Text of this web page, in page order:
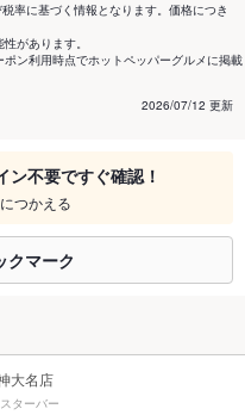
率に基づく情報となります。価格につき
があります。
ン利用時点でホットペッパーグルメに掲載
2026/07/12 更新
ン不要ですぐ確認！
つかえる
クマーク
大名店
ターバー